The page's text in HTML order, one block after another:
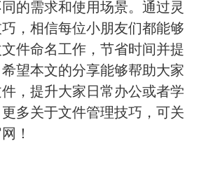
的需求和使用场景。通过灵
，相信每位小朋友们都能够
件命名工作，节省时间并提
望本文的分享能够帮助大家
，提升大家日常办公或者学
多关于文件管理技巧，可关
！